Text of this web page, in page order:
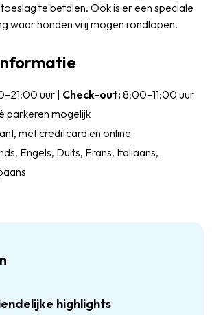
te betalen. Ook is er een speciale
waar honden vrij mogen rondlopen.
uur | Check-out:8:00–11:00 uur
parkeren mogelijk
met creditcard en online
Engels, Duits, Frans, Italiaans,
highlights